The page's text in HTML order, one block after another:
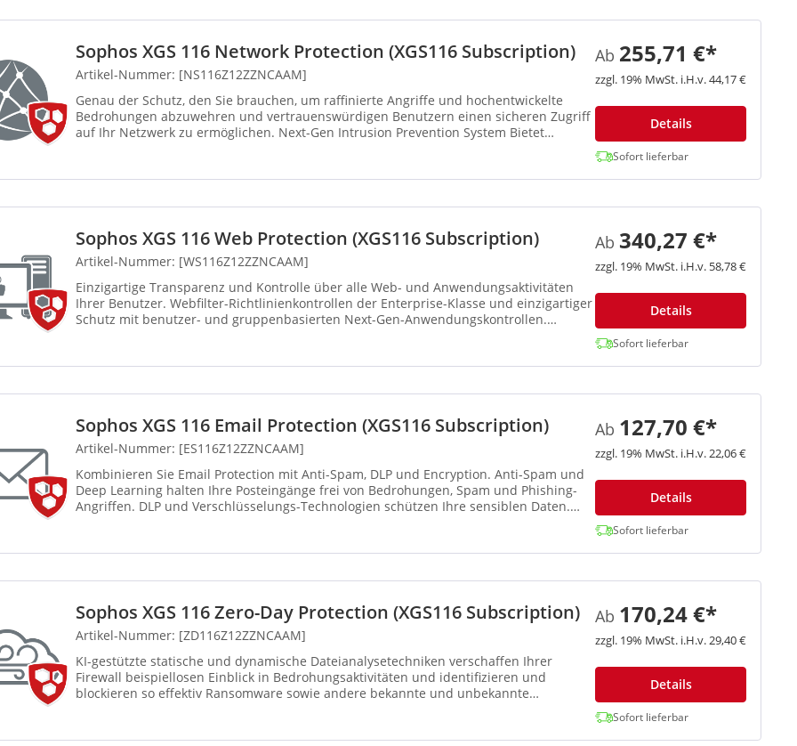
Sophos XGS 116 Network Protection (XGS116 Subscription)
Artikel-Nummer: [NS116Z12ZZNCAAM]
Genau der Schutz, den Sie brauchen, um raffinierte Angriffe und hochentwickelte
Bedrohungen abzuwehren und vertrauenswürdigen Benutzern einen sicheren Zugriff
auf Ihr Netzwerk zu ermöglichen. Next-Gen Intrusion Prevention System Bietet
Ab 255,71 €*
zzgl. 19% MwSt. i.H.v. 44,17 €
Details
Sofort lieferbar
Sophos XGS 116 Web Protection (XGS116 Subscription)
Artikel-Nummer: [WS116Z12ZZNCAAM]
Einzigartige Transparenz und Kontrolle über alle Web- und Anwendungsaktivitäten
Ihrer Benutzer. Webfilter-Richtlinienkontrollen der Enterprise-Klasse und einzigartiger
Schutz mit benutzer- und gruppenbasierten Next-Gen-Anwendungskontrollen.
Ab 340,27 €*
zzgl. 19% MwSt. i.H.v. 58,78 €
Details
Sofort lieferbar
Sophos XGS 116 Email Protection (XGS116 Subscription)
Artikel-Nummer: [ES116Z12ZZNCAAM]
Kombinieren Sie Email Protection mit Anti-Spam, DLP und Encryption. Anti-Spam und
Deep Learning halten Ihre Posteingänge frei von Bedrohungen, Spam und Phishing-
Angriffen. DLP und Verschlüsselungs-Technologien schützen Ihre sensiblen Daten.
Ab 127,70 €*
zzgl. 19% MwSt. i.H.v. 22,06 €
Details
Sofort lieferbar
Sophos XGS 116 Zero-Day Protection (XGS116 Subscription)
Artikel-Nummer: [ZD116Z12ZZNCAAM]
KI-gestützte statische und dynamische Dateianalysetechniken verschaffen Ihrer
Firewall beispiellosen Einblick in Bedrohungsaktivitäten und identifizieren und
blockieren so effektiv Ransomware sowie andere bekannte und unbekannte
Ab 170,24 €*
zzgl. 19% MwSt. i.H.v. 29,40 €
Details
Sofort lieferbar